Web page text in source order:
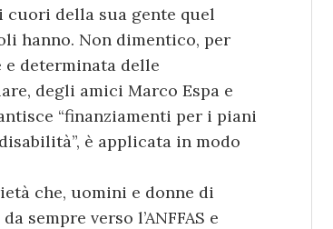
cuori della sua gente quel
hanno. Non dimentico, per
e determinata delle
degli amici Marco Espa e
“finanziamenti per i piani
è applicata in modo
che, uomini e donne di
sempre verso l’ANFFAS e